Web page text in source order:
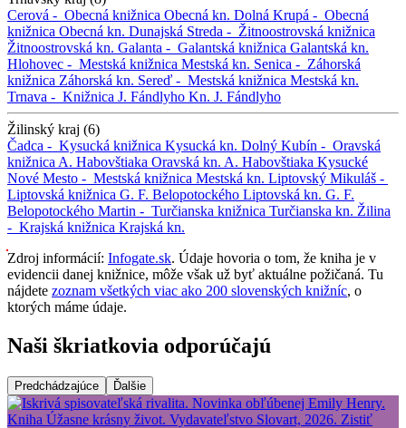
Cerová - Obecná knižnica Obecná kn. Dolná Krupá - Obecná
knižnica Obecná kn. Dunajská Streda - Žitnoostrovská knižnica
Žitnoostrovská kn. Galanta - Galantská knižnica Galantská kn.
Hlohovec - Mestská knižnica Mestská kn. Senica - Záhorská
knižnica Záhorská kn. Sereď - Mestská knižnica Mestská kn.
Trnava - Knižnica J. Fándlyho Kn. J. Fándlyho
Žilinský kraj (6)
Čadca - Kysucká knižnica Kysucká kn. Dolný Kubín - Oravská
knižnica A. Habovštiaka Oravská kn. A. Habovštiaka Kysucké
Nové Mesto - Mestská knižnica Mestská kn. Liptovský Mikuláš -
Liptovská knižnica G. F. Belopotockého Liptovská kn. G. F.
Belopotockého Martin - Turčianska knižnica Turčianska kn. Žilina
- Krajská knižnica Krajská kn.
Zdroj informácií: Infogate.sk. Údaje hovoria o tom, že kniha je v
evidencii danej knižnice, môže však už byť aktuálne požičaná. Tu
nájdete zoznam všetkých viac ako 200 slovenských knižníc, o
ktorých máme údaje.
Naši škriatkovia odporúčajú
Predchádzajúce Ďalšie